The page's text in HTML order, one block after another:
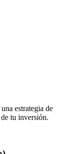
estrategia de
tu inversión.